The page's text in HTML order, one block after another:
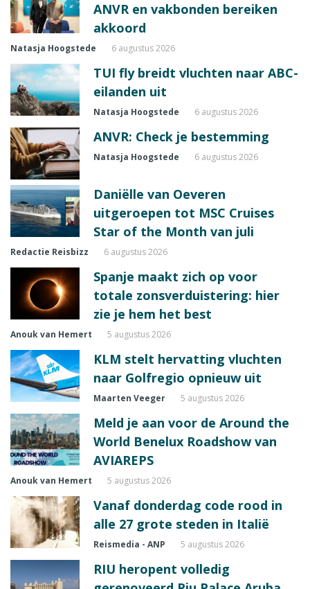
ANVR en vakbonden bereiken
akkoord
Natasja Hoogstede 6 augustus 2026
TUI fly breidt vluchten naar ABC-
eilanden uit
Natasja Hoogstede 6 augustus 2026
ANVR: Check je bestemming
Natasja Hoogstede 6 augustus 2026
Daniëlle van Oeveren
uitgeroepen tot MSC Cruises
Star of the Month van juli
Redactie Reisbizz 6 augustus 2026
Spanje maakt zich op voor
totale zonsverduistering: hier
zie je hem het best
Anouk van Hemert 5 augustus 2026
KLM stelt hervatting vluchten
naar Golfregio opnieuw uit
Maarten Veeger 5 augustus 2026
Meld je aan voor de Around the
World Benelux Roadshow van
AVIAREPS
Anouk van Hemert 5 augustus 2026
Vanaf donderdag code rood in
alle 27 grote steden in Italië
Reismedia - ANP 5 augustus 2026
RIU heropent volledig